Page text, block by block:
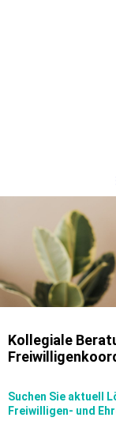
Kollegiale
Suchen Sie aktuell
Freiwilligen- und